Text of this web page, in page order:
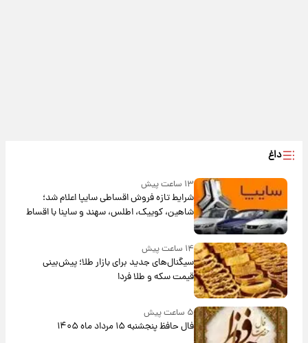
داغ
۱۳ ساعت پیش
شرایط تازه فروش اقساطی سایپا اعلام شد؛
شاهین، کوییک، اطلس، سهند و ساینا با اقساط
بلندمدت + جدول
۱۴ ساعت پیش
سیگنال‌های جدید برای بازار طلا؛ پیش‌بینی
قیمت سکه و طلا فردا
۵ ساعت پیش
فال حافظ پنجشنبه ۱۵ مرداد ماه ۱۴۰۵